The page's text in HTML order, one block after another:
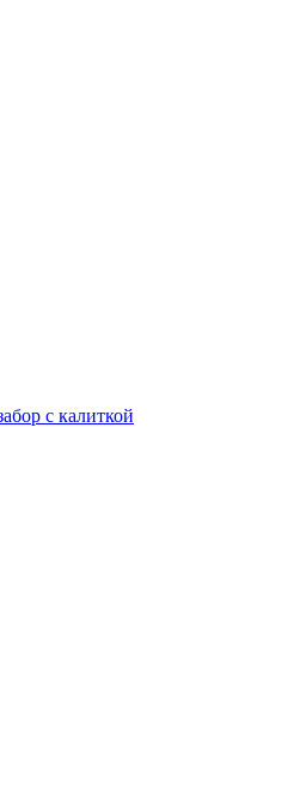
с калиткой